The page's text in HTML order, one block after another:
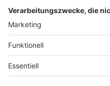
Teilnahmebedingungen
Geschäftsbedingungen
ANTENNE BAYERN GROUP
Datenschutzerklärung